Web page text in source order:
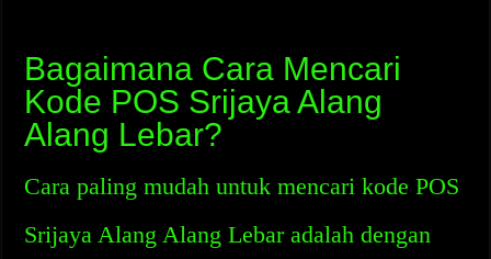
Bagaimana Cara Mencari
Kode POS Srijaya Alang
Alang Lebar?
Cara paling mudah untuk mencari kode POS
Srijaya Alang Alang Lebar adalah dengan